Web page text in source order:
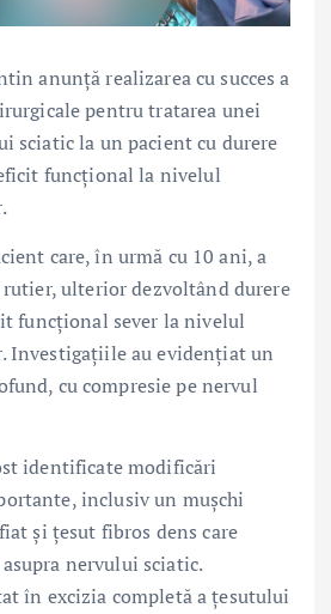
anunță realizarea cu succes a
pentru tratarea unei
sciatic la un pacient cu durere
funcțional la nivelul
care, în urmă cu 10 ani, a
ulterior dezvoltând durere
funcțional sever la nivelul
Investigațiile au evidențiat un
cu compresie pe nervul
identificate modificări
inclusiv un mușchi
și țesut fibros dens care
nervului sciatic.
în excizia completă a țesutului